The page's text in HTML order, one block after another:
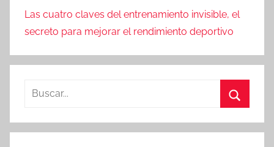
Las cuatro claves del entrenamiento invisible, el
secreto para mejorar el rendimiento deportivo
Buscar: